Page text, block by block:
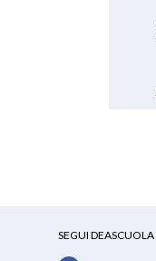
SEGUI DEASCUOLA